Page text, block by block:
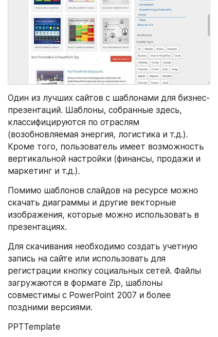
Один из лучших сайтов с шаблонами для бизнес-
презентаций. Шаблоны, собранные здесь,
классифицируются по отраслям
(возобновляемая энергия, логистика и т.д.).
Кроме того, пользователь имеет возможность
вертикальной настройки (финансы, продажи и
маркетинг и т.д.).
Помимо шаблонов слайдов на ресурсе можно
скачать диаграммы и другие векторные
изображения, которые можно использовать в
презентациях.
Для скачивания необходимо создать учетную
запись на сайте или использовать для
регистрации кнопку социальных сетей. Файлы
загружаются в формате Zip, шаблоны
совместимы с PowerPoint 2007 и более
поздними версиями.
PPTTemplate